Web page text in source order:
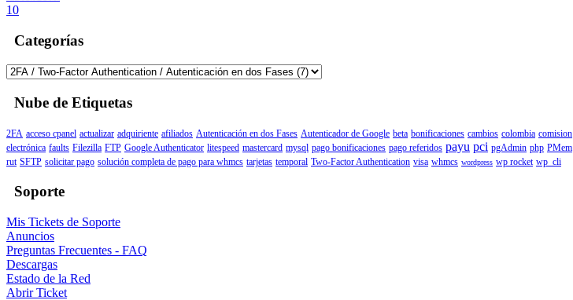
10
Categorías
Nube de Etiquetas
2FA acceso cpanel actualizar adquiriente afiliados Autenticación en dos Fases Autenticador de Google beta bonificaciones cambios colombia comision
electrónica faults Filezilla FTP Google Authenticator litespeed mastercard mysql pago bonificaciones pago referidos payu pci pgAdmin php PMem
rut SFTP solicitar pago solución completa de pago para whmcs tarjetas temporal Two-Factor Authentication visa whmcs wordpress wp rocket wp_cli
Soporte
Mis Tickets de Soporte
Anuncios
Preguntas Frecuentes - FAQ
Descargas
Estado de la Red
Abrir Ticket